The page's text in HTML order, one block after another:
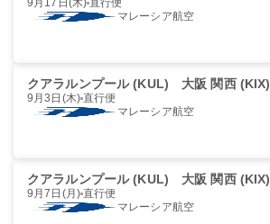
9月17日(木) 直行便
マレーシア航空
クアラルンプール (KUL) 大阪 関西 (KIX)
9月3日(木) 直行便
マレーシア航空
クアラルンプール (KUL) 大阪 関西 (KIX)
9月7日(月) 直行便
マレーシア航空